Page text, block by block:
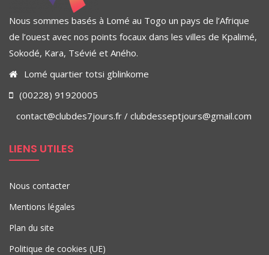
Nous sommes basés à Lomé au Togo un pays de l’Afrique
de l’ouest avec nos points focaux dans les villes de Kpalimé,
Sokodé, Kara, Tsévié et Aného.
Lomé quartier totsi gblinkome
(00228) 91920005
contact@clubdes7jours.fr / clubdesseptjours@gmail.com
LIENS UTILES
Nous contacter
Mentions légales
Plan du site
Politique de cookies (UE)